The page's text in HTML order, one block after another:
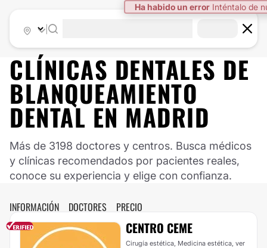
Ha habido un error Inténtalo de
CLÍNICAS DENTALES DE
BLANQUEAMIENTO
DENTAL EN MADRID
Más de 3198 doctores y centros. Busca médicos
y clínicas recomendados por pacientes reales,
conoce su experiencia y elige con confianza.
INFORMACIÓN DOCTORES PRECIO
CENTRO CEME
Cirugía estética, Medicina estética, ver